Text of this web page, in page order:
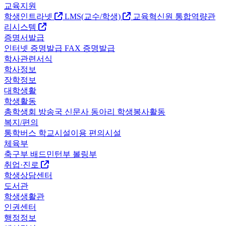
교육지원
학생인트라넷
LMS(교수/학생) 교육혁신원 통합역량관
리시스템
증명서발급
인터넷 증명발급 FAX 증명발급
학사관련서식
학사정보
장학정보
대학생활
학생활동
총학생회 방송국 신문사 동아리 학생봉사활동
복지/편의
통학버스 학교시설이용 편의시설
체육부
축구부 배드민턴부 볼링부
취업·진로
학생상담센터
도서관
학생생활관
인권센터
행정정보